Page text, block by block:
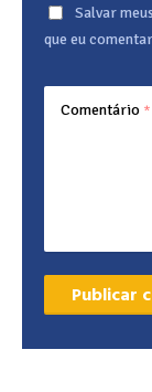
Salvar
que eu
Comentário *